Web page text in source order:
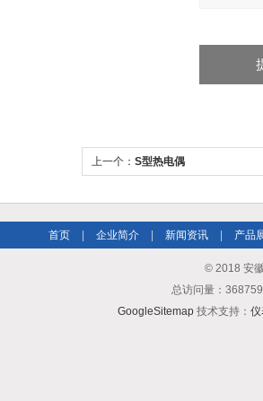
上一个： S型热电偶
首页 企业简介 新闻资讯 产品
© 2018 安
总访问量：
GoogleSitemap技术支持： 仪